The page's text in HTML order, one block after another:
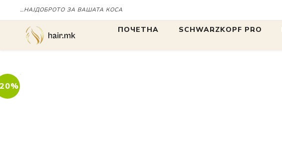
…НАЈДОБРОТО ЗА ВАШАТА КОСА
ПОЧЕТНА SCHWARZKOPF PRO